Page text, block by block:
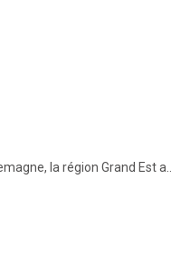
la région Grand Est a…